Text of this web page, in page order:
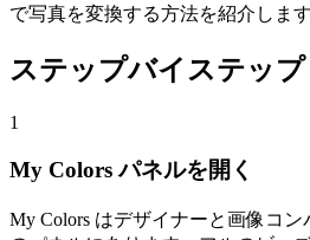
で写真を変換する方法を紹介しま
ステップバイステップ
1
My Colors パネルを開く
My Colors はデザイナーと画像コ